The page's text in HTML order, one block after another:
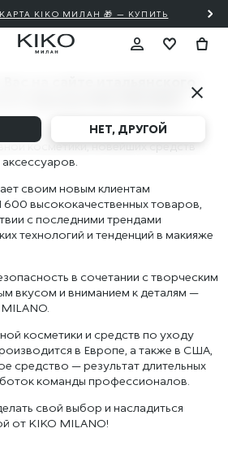
KIKO МИЛАН 🎁 — КУПИТЬ
НЕТ, ДРУГОЙ
бренда KIKO MILANO!
подарочным сертификатом
косметики, новейших средств
своим новым клиентам
600 высококачественных товаров,
с последними трендами
технологий и тенденций в макияже
в сочетании с творческим
вкусом и вниманием к деталям —
косметики и средств по уходу
в Европе, а также в США,
средство — результат длительных
команды профессионалов.
свой выбор и насладиться
от KIKO MILANO!